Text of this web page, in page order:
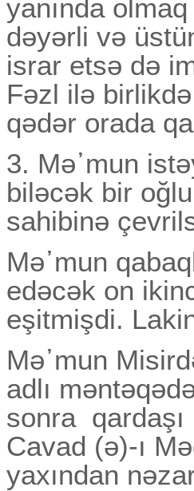
yanında
dəyərli və
israr etsə də
Fəzl ilə
qədər orada
3. Mə᾽mun
biləcək bir
sahibinə
Mə᾽mun
edəcək on
eşitmişdi.
Mə᾽mun
adlı
sonra qardaşı
Cavad (ə)-ı
yaxından